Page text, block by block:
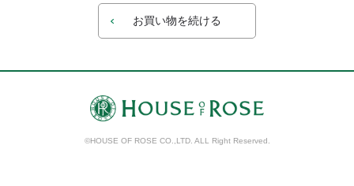
お買い物を続ける
©HOUSE OF ROSE CO.,LTD. ALL Right Reserved.